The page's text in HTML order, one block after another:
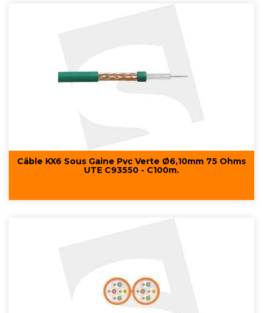
Câble KX6 Sous Gaine Pvc Verte Ø6,10mm 75 Ohms
UTE C93550 - C100m.